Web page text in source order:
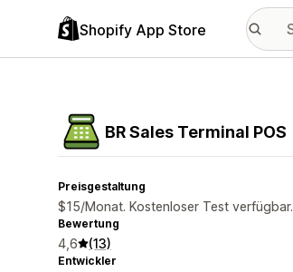
Shopify App Store
BR Sales Terminal POS
Preisgestaltung
$15/Monat. Kostenloser Test verfügbar.
Bewertung
4,6 (13)
Entwickler